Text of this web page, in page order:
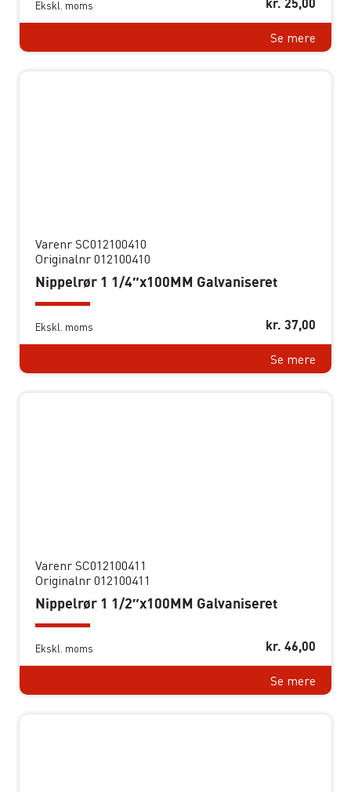
Ekskl. moms kr. 25,00
Se mere
Varenr SC012100410
Originalnr 012100410
Nippelrør 1 1/4″x100MM Galvaniseret
Ekskl. moms kr. 37,00
Se mere
Varenr SC012100411
Originalnr 012100411
Nippelrør 1 1/2″x100MM Galvaniseret
Ekskl. moms kr. 46,00
Se mere